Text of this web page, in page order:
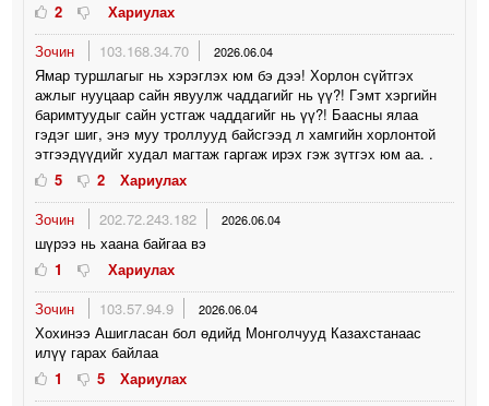
2
Хариулах
Зочин
103.168.34.70 2026.06.04
Ямар туршлагыг нь хэрэглэх юм бэ дээ! Хорлон сүйтгэх
ажлыг нууцаар сайн явуулж чаддагийг нь үү?! Гэмт хэргийн
баримтуудыг сайн устгаж чаддагийг нь үү?! Баасны ялаа
гэдэг шиг, энэ муу троллууд байсгээд л хамгийн хорлонтой
этгээдүүдийг худал магтаж гаргаж ирэх гэж зүтгэх юм аа. .
5
2
Хариулах
Зочин
202.72.243.182 2026.06.04
шүрээ нь хаана байгаа вэ
1
Хариулах
Зочин
103.57.94.9 2026.06.04
Хохинээ Ашигласан бол өдийд Монголчууд Казахстанаас
илүү гарах байлаа
1
5
Хариулах